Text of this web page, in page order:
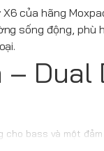
của hãng
sống động, phù
Dual
cho bass và một